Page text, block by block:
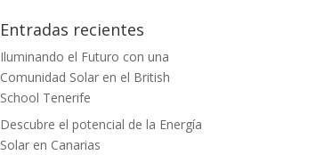
Entradas recientes
Iluminando el Futuro con una
Comunidad Solar en el British
School Tenerife
Descubre el potencial de la Energía
Solar en Canarias